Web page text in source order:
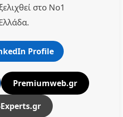
στο No1
Profile
Premiumweb.gr
Experts.gr